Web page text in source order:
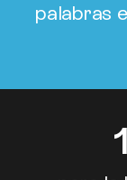
palabras
1